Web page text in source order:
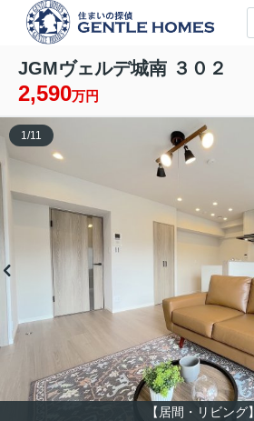
JGMヴェルデ城南 ３０２
2,590万円
【居間・リビング】
1/11